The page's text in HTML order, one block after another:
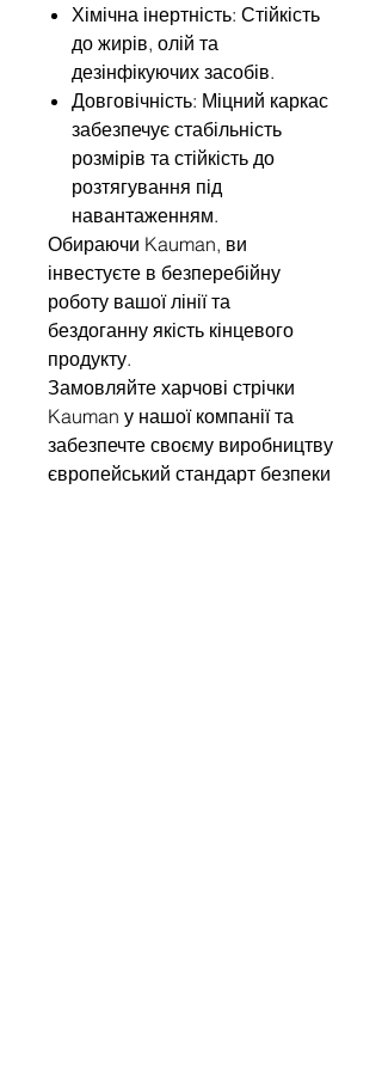
Хімічна інертність: Стійкість
до жирів, олій та
дезінфікуючих засобів.
Довговічність: Міцний каркас
забезпечує стабільність
розмірів та стійкість до
розтягування під
навантаженням.
Обираючи Kauman, ви
інвестуєте в безперебійну
роботу вашої лінії та
бездоганну якість кінцевого
продукту.
Замовляйте харчові стрічки
Kauman у нашої компанії та
забезпечте своєму виробництву
європейський стандарт безпеки